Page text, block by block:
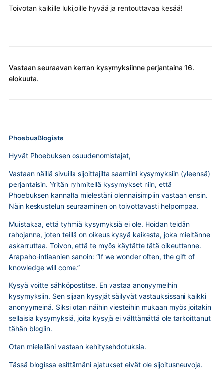
Toivotan kaikille lukijoille hyvää ja rentouttavaa kesää!
Vastaan seuraavan kerran kysymyksiinne perjantaina 16.
elokuuta.
PhoebusBlogista
Hyvät Phoebuksen osuudenomistajat,
Vastaan näillä sivuilla sijoittajilta saamiini kysymyksiin (yleensä)
perjantaisin. Yritän ryhmitellä kysymykset niin, että
Phoebuksen kannalta mielestäni olennaisimpiin vastaan ensin.
Näin keskustelun seuraaminen on toivottavasti helpompaa.
Muistakaa, että tyhmiä kysymyksiä ei ole. Hoidan teidän
rahojanne, joten teillä on oikeus kysyä kaikesta, joka mieltänne
askarruttaa. Toivon, että te myös käytätte tätä oikeuttanne.
Arapaho-intiaanien sanoin: “If we wonder often, the gift of
knowledge will come.”
Kysyä voitte sähköpostitse. En vastaa anonyymeihin
kysymyksiin. Sen sijaan kysyjät säilyvät vastauksissani kaikki
anonyymeinä. Siksi otan näihin viesteihin mukaan myös joitakin
sellaisia kysymyksiä, joita kysyjä ei välttämättä ole tarkoittanut
tähän blogiin.
Otan mielelläni vastaan kehitysehdotuksia.
Tässä blogissa esittämäni ajatukset eivät ole sijoitusneuvoja.